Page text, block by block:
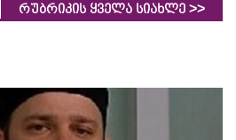
რუბრიკის ყველა სიახლე >>